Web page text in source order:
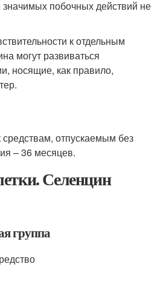
побочных действий не
к отдельным
могут развиваться
носящие, как правило,
отпускаемым без
– 36 месяцев.
Селенцин
группа